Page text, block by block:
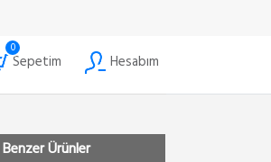
0
Sepetim Hesabım
Benzer Ürünler